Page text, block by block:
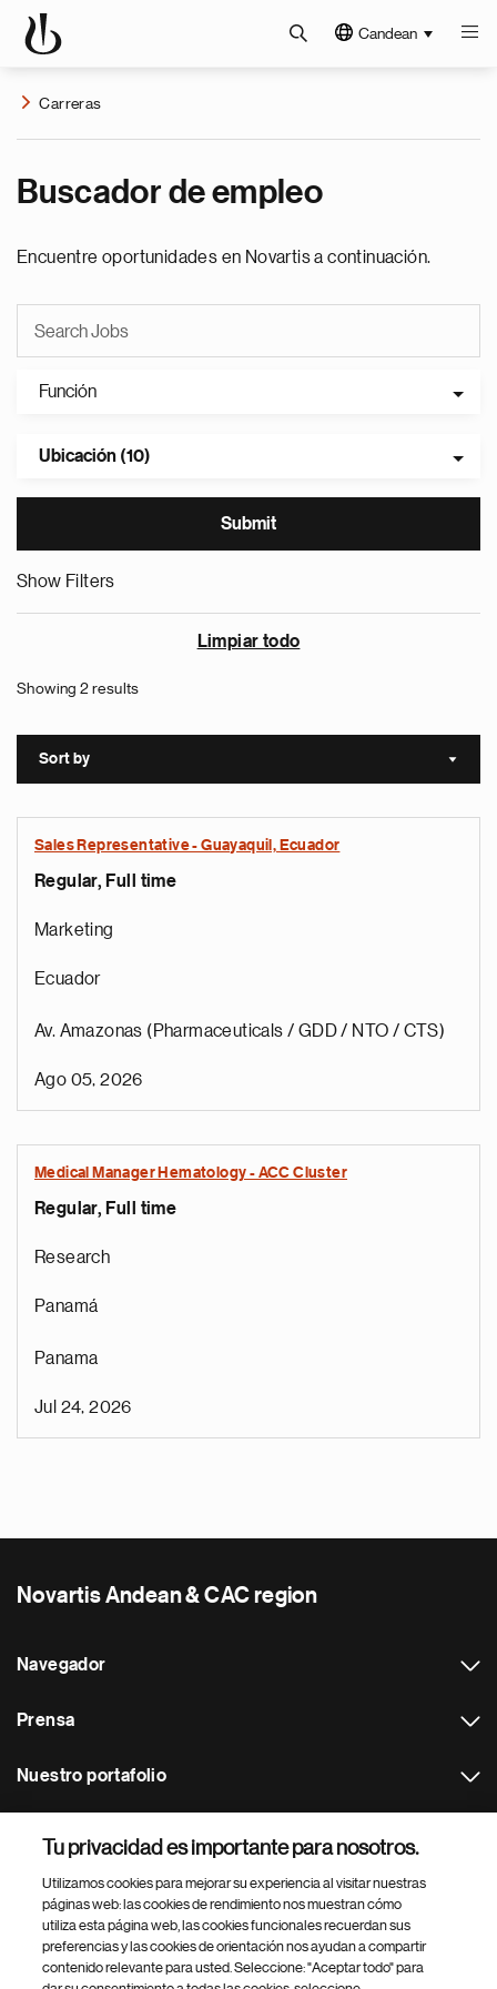
Candean
Carreras
Buscador de empleo
Encuentre oportunidades en Novartis a continuación.
Función
Ubicación (10)
Show Filters
Limpiar todo
Showing 2 results
Sort by Sort
Sales Representative - Guayaquil, Ecuador
Regular, Full time
Marketing
Ecuador
Av. Amazonas (Pharmaceuticals / GDD / NTO / CTS)
Ago 05, 2026
Medical Manager Hematology - ACC Cluster
Regular, Full time
Research
Panamá
Panama
Jul 24, 2026
Novartis Andean & CAC region
Navegador
Prensa
Nuestro portafolio
Footer Site Search
Tu privacidad es importante para nosotros.
Utilizamos cookies para mejorar su experiencia al visitar nuestras
páginas web: las cookies de rendimiento nos muestran cómo
utiliza esta página web, las cookies funcionales recuerdan sus
preferencias y las cookies de orientación nos ayudan a compartir
contenido relevante para usted. Seleccione: "Aceptar todo" para